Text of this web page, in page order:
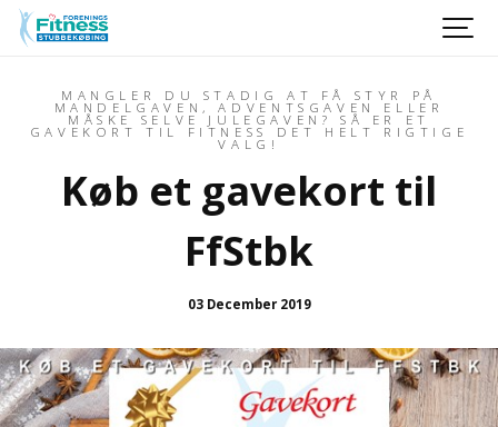
MANGLER DU STADIG AT FÅ STYR PÅ
MANDELGAVEN, ADVENTSGAVEN ELLER
MÅSKE SELVE JULEGAVEN? SÅ ER ET
GAVEKORT TIL FITNESS DET HELT RIGTIGE
VALG!
Køb et gavekort til
FfStbk
03 December 2019